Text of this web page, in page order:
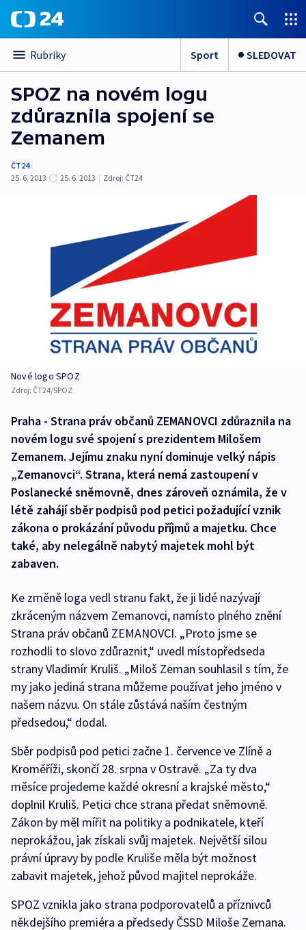
Rubriky Sport SLEDOVAT
SPOZ na novém logu
zdůraznila spojení se
Zemanem
ČT24
25. 6. 2013
25. 6. 2013 | Zdroj: ČT24
Nové logo SPOZ
Zdroj: ČT24/SPOZ
Praha - Strana práv občanů ZEMANOVCI zdůraznila na
novém logu své spojení s prezidentem Milošem
Zemanem. Jejímu znaku nyní dominuje velký nápis
„Zemanovci“. Strana, která nemá zastoupení v
Poslanecké sněmovně, dnes zároveň oznámila, že v
létě zahájí sběr podpisů pod petici požadující vznik
zákona o prokázání původu příjmů a majetku. Chce
také, aby nelegálně nabytý majetek mohl být
zabaven.
Ke změně loga vedl stranu fakt, že ji lidé nazývají
zkráceným názvem Zemanovci, namísto plného znění
Strana práv občanů ZEMANOVCI. „Proto jsme se
rozhodli to slovo zdůraznit,“ uvedl místopředseda
strany Vladimír Kruliš. „Miloš Zeman souhlasil s tím, že
my jako jediná strana můžeme používat jeho jméno v
našem názvu. On stále zůstává naším čestným
předsedou,“ dodal.
Sběr podpisů pod petici začne 1. července ve Zlíně a
Kroměříži, skončí 28. srpna v Ostravě. „Za ty dva
měsíce projedeme každé okresní a krajské město,“
doplnil Kruliš. Petici chce strana předat sněmovně.
Zákon by měl mířit na politiky a podnikatele, kteří
neprokážou, jak získali svůj majetek. Největší silou
právní úpravy by podle Kruliše měla být možnost
zabavit majetek, jehož původ majitel neprokáže.
SPOZ vznikla jako strana podporovatelů a příznivců
někdejšího premiéra a předsedy ČSSD Miloše Zemana.